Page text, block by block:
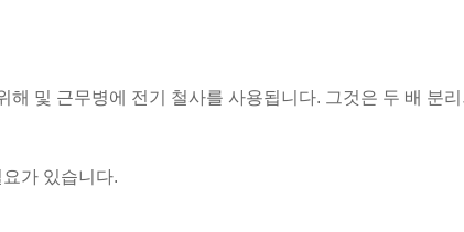
해 및 근무병에 전기 철사를 사용됩니다. 그것은 두 배 분
가 있습니다.